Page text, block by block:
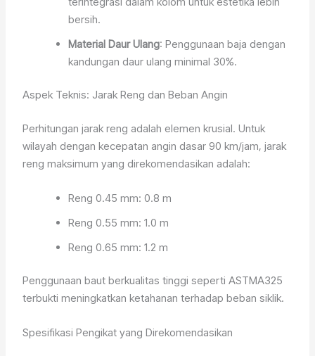
bersih.
Material Daur Ulang: Penggunaan baja dengan
kandungan daur ulang minimal 30%.
Aspek Teknis: Jarak Reng dan Beban Angin
Perhitungan jarak reng adalah elemen krusial. Untuk
wilayah dengan kecepatan angin dasar 90 km/jam, jarak
reng maksimum yang direkomendasikan adalah:
Reng 0.45 mm: 0.8 m
Reng 0.55 mm: 1.0 m
Reng 0.65 mm: 1.2 m
Penggunaan baut berkualitas tinggi seperti ASTMA325
terbukti meningkatkan ketahanan terhadap beban siklik.
Spesifikasi Pengikat yang Direkomendasikan